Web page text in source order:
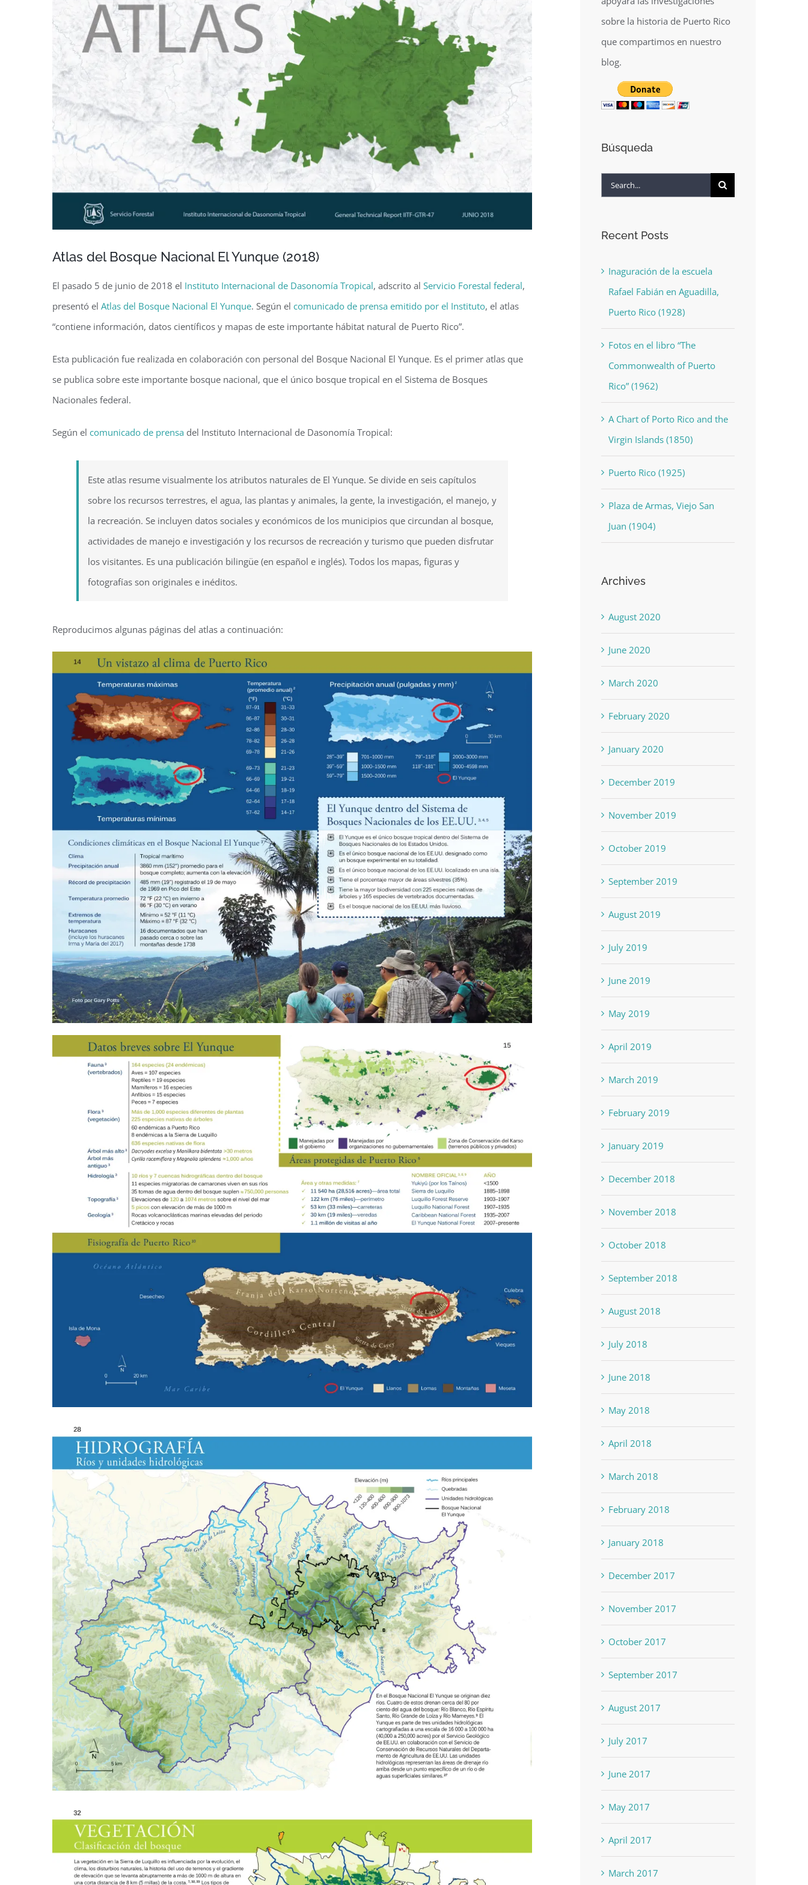
Atlas del Bosque Nacional El Yunque (2018)
El pasado 5 de junio de 2018 el Instituto Internacional de Dasonomía Tropical, adscrito al Servicio Forestal federal,
presentó el Atlas del Bosque Nacional El Yunque. Según el comunicado de prensa emitido por el Instituto, el atlas
“contiene información, datos científicos y mapas de este importante hábitat natural de Puerto Rico”.
Esta publicación fue realizada en colaboración con personal del Bosque Nacional El Yunque. Es el primer atlas que
se publica sobre este importante bosque nacional, que el único bosque tropical en el Sistema de Bosques
Nacionales federal.
Según el comunicado de prensa del Instituto Internacional de Dasonomía Tropical:
Este atlas resume visualmente los atributos naturales de El Yunque. Se divide en seis capítulos
sobre los recursos terrestres, el agua, las plantas y animales, la gente, la investigación, el manejo, y
la recreación. Se incluyen datos sociales y económicos de los municipios que circundan al bosque,
actividades de manejo e investigación y los recursos de recreación y turismo que pueden disfrutar
los visitantes. Es una publicación bilingüe (en español e inglés). Todos los mapas, figuras y
fotografías son originales e inéditos.
Reproducimos algunas páginas del atlas a continuación:
sobre la historia de Puerto Rico
que compartimos en nuestro
blog.
Búsqueda
Search
Recent Posts
Inaguración de la escuela
Rafael Fabián en Aguadilla,
Puerto Rico (1928)
Fotos en el libro “The
Commonwealth of Puerto
Rico” (1962)
A Chart of Porto Rico and the
Virgin Islands (1850)
Puerto Rico (1925)
Plaza de Armas, Viejo San
Juan (1904)
Archives
August 2020
June 2020
March 2020
February 2020
January 2020
December 2019
November 2019
October 2019
September 2019
August 2019
July 2019
June 2019
May 2019
April 2019
March 2019
February 2019
January 2019
December 2018
November 2018
October 2018
September 2018
August 2018
July 2018
June 2018
May 2018
April 2018
March 2018
February 2018
January 2018
December 2017
November 2017
October 2017
September 2017
August 2017
July 2017
June 2017
May 2017
April 2017
March 2017